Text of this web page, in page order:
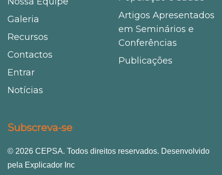
Galeria
Recursos
Contactos
Entrar
Notícias
Artigos Apresentados
em Seminários e
Conferências
Publicações
Subscreva-se
© 2026 CEPSA. Todos direitos reservados. Desenvolvido
pela Explicador Inc